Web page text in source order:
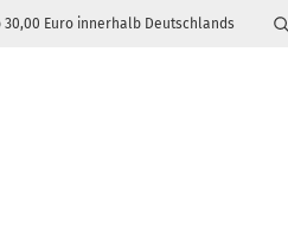
Euro innerhalb Deutschlands